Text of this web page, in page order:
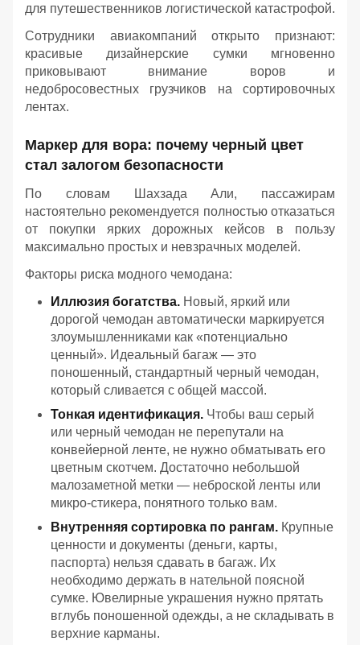
для путешественников логистической катастрофой.
Сотрудники авиакомпаний открыто признают:
красивые дизайнерские сумки мгновенно
приковывают внимание воров и
недобросовестных грузчиков на сортировочных
лентах.
Маркер для вора: почему черный цвет
стал залогом безопасности
По словам Шахзада Али, пассажирам
настоятельно рекомендуется полностью отказаться
от покупки ярких дорожных кейсов в пользу
максимально простых и невзрачных моделей.
Факторы риска модного чемодана:
Иллюзия богатства. Новый, яркий или
дорогой чемодан автоматически маркируется
злоумышленниками как «потенциально
ценный». Идеальный багаж — это
поношенный, стандартный черный чемодан,
который сливается с общей массой.
Тонкая идентификация. Чтобы ваш серый
или черный чемодан не перепутали на
конвейерной ленте, не нужно обматывать его
цветным скотчем. Достаточно небольшой
малозаметной метки — неброской ленты или
микро-стикера, понятного только вам.
Внутренняя сортировка по рангам. Крупные
ценности и документы (деньги, карты,
паспорта) нельзя сдавать в багаж. Их
необходимо держать в нательной поясной
сумке. Ювелирные украшения нужно прятать
вглубь поношенной одежды, а не складывать в
верхние карманы.